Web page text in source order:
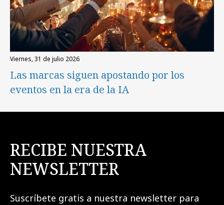
viernes, 31 de julio 2026
Las marcas siguen apostando por los
eventos en la era de la IA
RECIBE NUESTRA
NEWSLETTER
Suscríbete gratis a nuestra newsletter para